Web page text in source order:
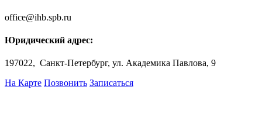
office@ihb.spb.ru
Юридический адрес:
197022, Санкт-Петербург, ул. Академика Павлова, 9
На Карте Позвонить Записаться